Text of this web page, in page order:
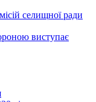
селищної ради
виступає